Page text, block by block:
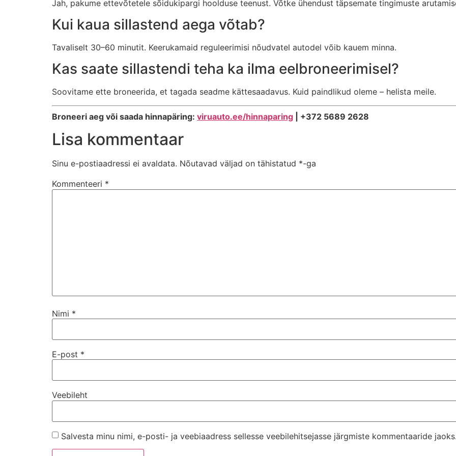
Jah, pakume ettevõtetele sõidukipargi hoolduse teenust. Võtke ühendust täpsemate tingimuste
Kui kaua sillastend aega võtab?
Tavaliselt 30–60 minutit. Keerukamaid reguleerimisi nõudvatel autodel võib kauem minna.
Kas saate sillastendi teha ka ilma eelbroneerimisel?
Soovitame ette broneerida, et tagada seadme kättesaadavus. Kuid paindlikud oleme – helista meile.
Broneeri aeg või saada hinnapäring: viruauto.ee/hinnaparing | +372 5689 2628
Lisa kommentaar
Sinu e-postiaadressi ei avaldata. Nõutavad väljad on tähistatud *-ga
Kommenteeri *
Nimi *
E-post *
Veebileht
Salvesta minu nimi, e-posti- ja veebiaadress sellesse veebilehitsejasse järgmiste kommentaaride